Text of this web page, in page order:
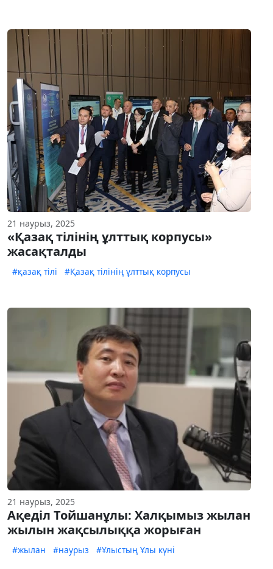
21 наурыз, 2025
«Қазақ тілінің ұлттық корпусы»
жасақталды
#қазақ тілі #Қазақ тілінің ұлттық корпусы
21 наурыз, 2025
Ақеділ Тойшанұлы: Халқымыз жылан
жылын жақсылыққа жорыған
#жылан #наурыз #Ұлыстың Ұлы күні